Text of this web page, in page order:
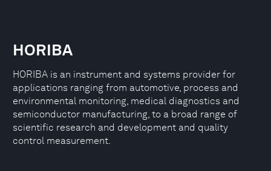
HORIBA
HORIBA is an instrument and systems provider for
applications ranging from automotive, process and
environmental monitoring, medical diagnostics and
semiconductor manufacturing, to a broad range of
scientific research and development and quality
control measurement.